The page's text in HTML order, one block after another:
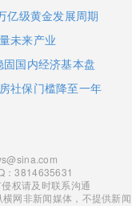
亿级黄金发展周期
未来产业
国内经济基本盘
社保门槛降至一年
：3814635631
权请及时联系沟通
网非新闻媒体，不提供新闻